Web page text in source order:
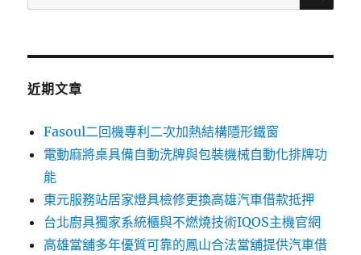
尋
鍵
近期文章
Fasoul二回機專利二次加熱結構隱形鐵窗
電動麻將桌具備自動洗牌與包裝機械自動化排牌功
能
東元服務站居家燈具檢修更換高雄汽車借款抵押
台北廚具獨家系統櫃與不燃燒技術IQOS主機官網
高雄當舖多年優質可靠的鳳山合法當舖提供汽車借